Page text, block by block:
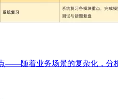
——随着业务场景的复杂化，分